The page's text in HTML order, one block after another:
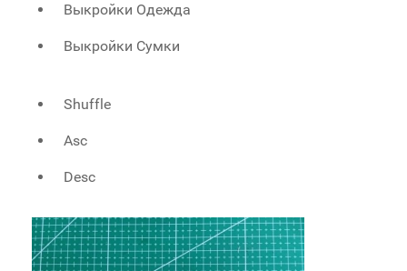
Выкройки Одежда
Выкройки Сумки
Shuffle
Asc
Desc